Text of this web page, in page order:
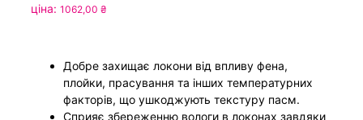
ціна: 1062,00 ₴
Добре захищає локони від впливу фена,
плойки, прасування та інших температурних
факторів, що ушкоджують текстуру пасм.
Сприяє збереженню вологи в локонах завдяки